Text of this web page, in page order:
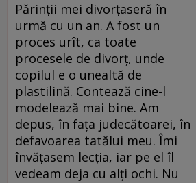
Părinţii mei divorţaseră în
urmă cu un an. A fost un
proces urît, ca toate
procesele de divorţ, unde
copilul e o unealtă de
plastilină. Contează cine-l
modelează mai bine. Am
depus, în faţa judecătoarei, în
defavoarea tatălui meu. Îmi
învăţasem lecţia, iar pe el îl
vedeam deja cu alţi ochi. Nu